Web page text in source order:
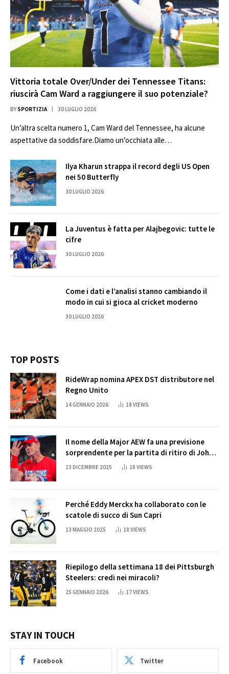
Vittoria totale Over/Under dei Tennessee Titans:
riuscirà Cam Ward a raggiungere il suo potenziale?
BY SPORTIZIA 30 LUGLIO 2026
Un’altra scelta numero 1, Cam Ward del Tennessee, ha alcune
aspettative da soddisfare.Diamo un’occhiata alle…
Ilya Kharun strappa il record degli US Open
nei 50 Butterfly
30 LUGLIO 2026
La Juventus è fatta per Alajbegovic: tutte le
cifre
30 LUGLIO 2026
Come i dati e l’analisi stanno cambiando il
modo in cui si gioca al cricket moderno
30 LUGLIO 2026
TOP POSTS
RideWrap nomina APEX DST distributore nel
Regno Unito
14 GENNAIO 2026 18 VIEWS
Il nome della Major AEW fa una previsione
sorprendente per la partita di ritiro di John
Cena
13 DICEMBRE 2025 18 VIEWS
Perché Eddy Merckx ha collaborato con le
scatole di succo di Sun Capri
13 MAGGIO 2025 18 VIEWS
Riepilogo della settimana 18 dei Pittsburgh
Steelers: credi nei miracoli?
25 GENNAIO 2026 17VIEWS
STAY IN TOUCH
Facebook Twitter